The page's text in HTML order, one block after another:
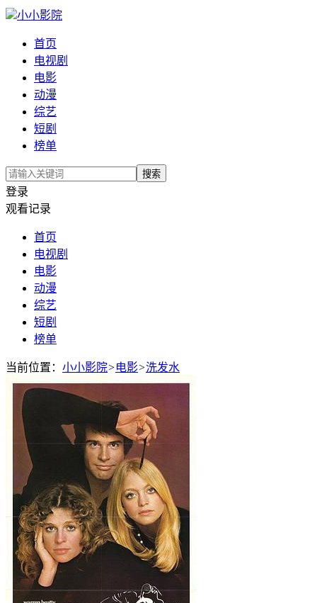
小小影院
首页
电视剧
电影
动漫
综艺
短剧
榜单
搜索
登录
观看记录
首页
电视剧
电影
动漫
综艺
短剧
榜单
当前位置： 小小影院>电影>洗发水